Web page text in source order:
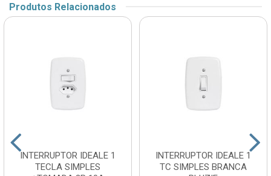
Produtos Relacionados
INTERRUPTOR IDEALE 1
TECLA SIMPLES
INTERRUPTOR IDEALE 1
TC SIMPLES BRANCA